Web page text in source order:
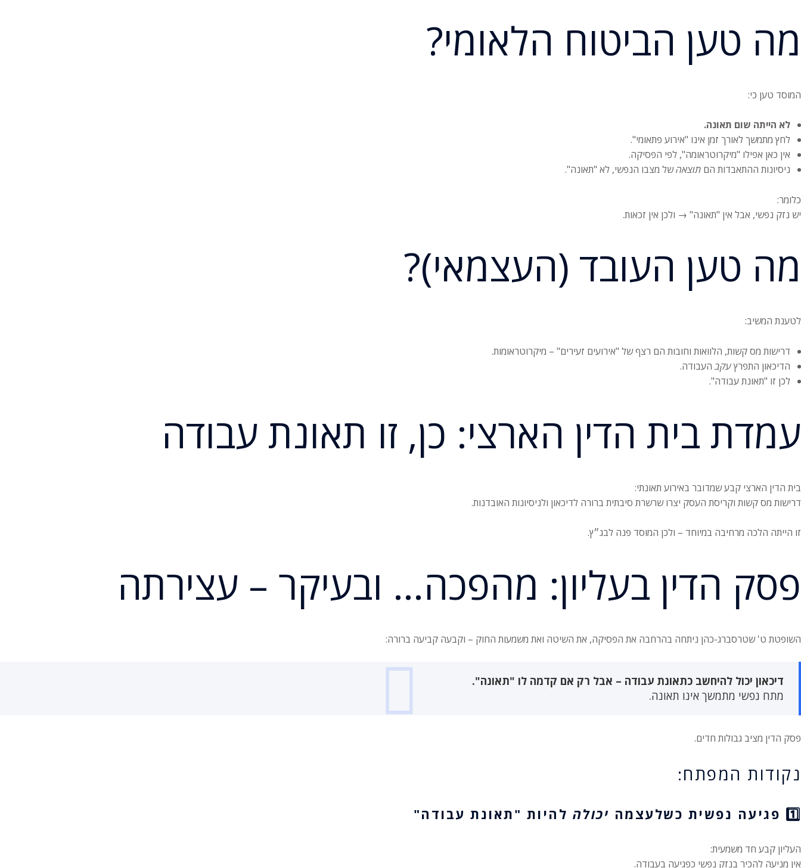
מה טען הביטוח הלאומי?
המוסד טען כי:
לא הייתה שום תאונה.
לחץ מתמשך לאורך זמן אינו "אירוע פתאומי".
אין כאן אפילו "מיקרוטראומה", לפי הפסיקה.
ניסיונות ההתאבדות הם תוצאהשל מצבו הנפשי, לא "תאונה".
כלומר:
יש נזק נפשי, אבל אין "תאונה" → ולכן אין זכאות.
מה טען העובד (העצמאי)?
לטענת המשיב:
דרישות מס קשות, הלוואות וחובות הם רצף של "אירועים זעירים" – מיקרוטראומות.
הדיכאון התפרץעקבהעבודה.
לכן זו "תאונת עבודה".
עמדת בית הדין הארצי: כן, זו תאונת עבודה
בית הדין הארצי קבע שמדובר באירוע תאונתי:
דרישות מס קשות וקריסת העסק יצרו שרשרת סיבתית ברורה לדיכאון ולניסיונות האובדנות.
זו הייתה הלכה מרחיבה במיוחד – ולכן המוסד פנה לבג״ץ.
פסק הדין בעליון: מהפכה… ובעיקר – עצירתה
השופטת ט' שטרסברג-כהן ניתחה בהרחבה את הפסיקה, את השיטה ואת משמעות החוק – וקבעה קביעה ברורה:
דיכאון יכול להיחשב כתאונת עבודה – אבל רק אם קדמה לו "תאונה".
מתח נפשי מתמשך אינו תאונה.
פסק הדין מציב גבולות חדים.
נקודות המפתח:
1️⃣ פגיעה נפשית כשלעצמה יכולה להיות "תאונת עבודה"
העליון קבע חד משמעית:
אין מניעה להכיר בנזק נפשי כפגיעה בעבודה.